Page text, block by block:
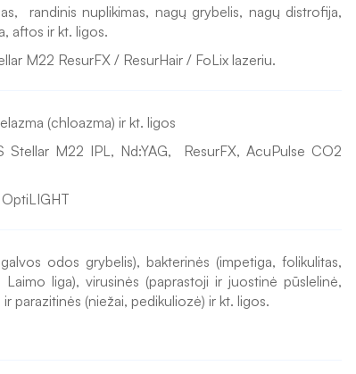
randinis nuplikimas, nagų grybelis, nagų distrofija,
aftos ir kt. ligos.
M22 ResurFX / ResurHair / FoLix lazeriu.
(chloazma) ir kt. ligos
M22 IPL, Nd:YAG,  ResurFX, AcuPulse CO2
odos grybelis), bakterinės (impetiga, folikulitas,
liga), virusinės (paprastoji ir juostinė pūslelinė,
parazitinės (niežai, pedikuliozė) ir kt. ligos.